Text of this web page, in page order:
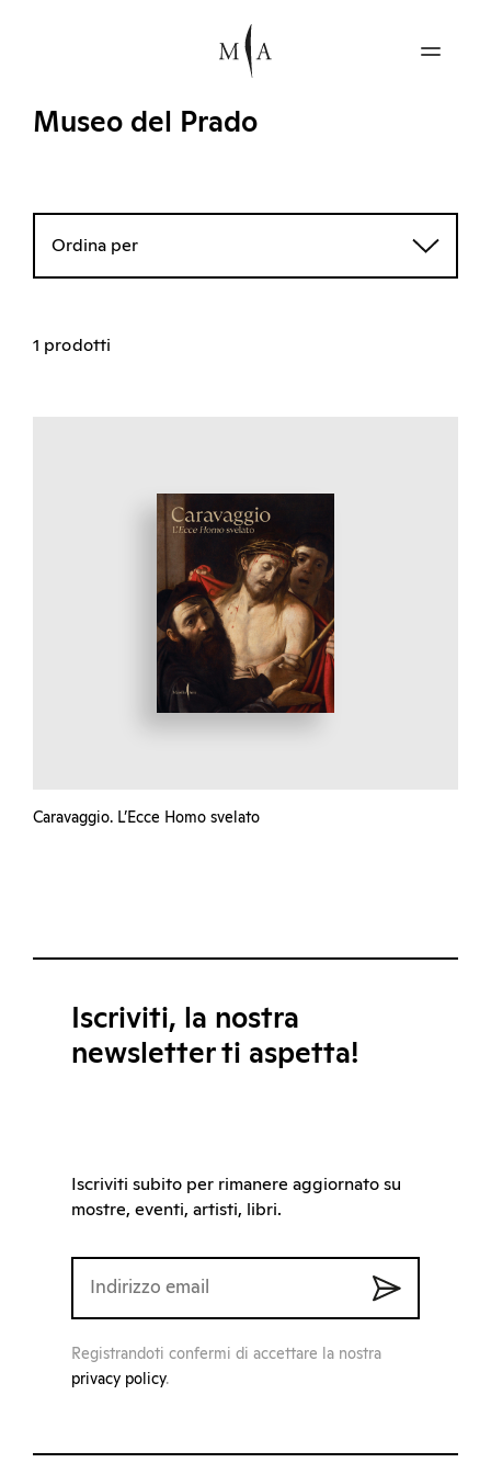
Museo del Prado
Ordina per
1 prodotti
Caravaggio. L’Ecce Homo svelato
Iscriviti, la nostra
newsletter ti aspetta!
Iscriviti subito per rimanere aggiornato su
mostre, eventi, artisti, libri.
Registrandoti confermi di accettare la nostra
privacy policy.